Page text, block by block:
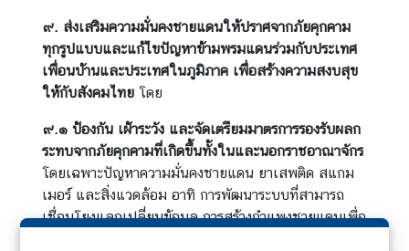
บ
ริ
ก
ร
ป
ร
ะ
ช
๙. ส่งเสริมความมั่นคงชายแดนให้ปราศจากภัยคุกคาม
ทุกรูปแบบและแก้ไขปัญหาข้ามพรมแดนร่วมกับประเทศ
เพื่อนบ้านและประเทศในภูมิภาค เพื่อสร้างความสงบสุข
ให้กับสังคมไทย โดย
๙.๑ ป้องกัน เฝ้าระวัง และจัดเตรียมมาตรการรองรับผลก
ระทบจากภัยคุกคามที่เกิดขึ้นทั้งในและนอกราชอาณาจักร
โดยเฉพาะปัญหาความมั่นคงชายแดน ยาเสพติด สแกม
เมอร์ และสิ่งแวดล้อม อาทิ การพัฒนาระบบที่สามารถ
เชื่อมโยงแลกเปลี่ยนข้อมูล การสร้างกำแพงชายแดนเพื่อ